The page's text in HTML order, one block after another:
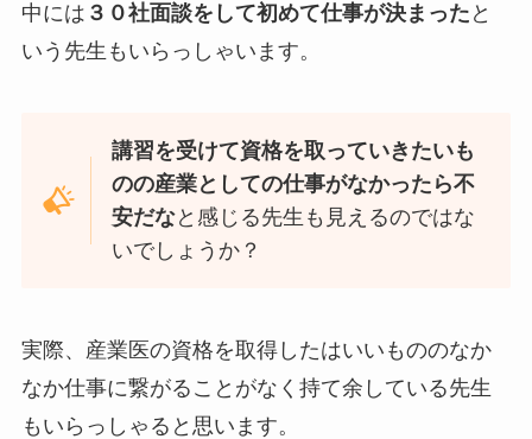
中には ３０社面談をして初めて仕事が決まった と
いう先生もいらっしゃいます。
講習を受けて資格を取っていきたいも
のの産業としての仕事がなかったら不
安だなと感じる先生も見えるのではな
いでしょうか？
実際、産業医の資格を取得したはいいもののなか
なか仕事に繋がることがなく持て余している先生
もいらっしゃると思います。